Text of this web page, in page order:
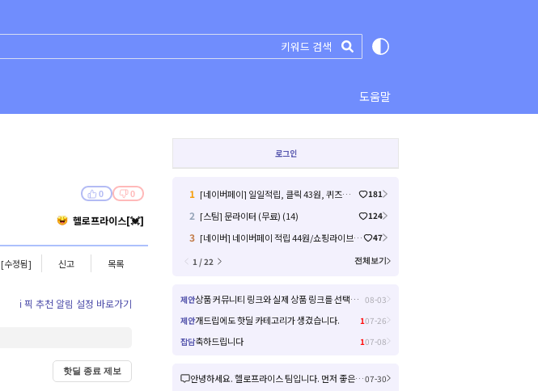
도움말
0 0
헬로프라이스[💓]
[수정됨] 신고 목록
ℹ️ 픽 추천 알림 설정 바로가기
핫딜 종료 제보
로그인
1 [네이버페이] 일일적립, 클릭 43원, 퀴즈미션, 라이브예고 17원 (26) 181
2 [스팀] 문라이터 (무료) (14) 124
3 [네이버] 네이버페이 적립 44원/쇼핑라이브/12원 종합 차트 (26.8.6) (원 10 원 / 배송비 0)
47
1 / 22
전체보기
제안 상품 커뮤니티 링크와 실제 상품 링크를 선택해서 들어갈 수 있으면 좋을거 같아요! 08-03
제안개드립에도 핫딜 카테고리가 생겼습니다. 107-26
잡담축하드립니다 107-08
안녕하세요. 헬로프라이스 팀입니다. 먼저 좋은 제안을 주셔서 감사합니다! 신규 커뮤니티 연동은 작업이 크게 예상되어 검토 후 진행여부, 진행 시 추가 일정을 공유드리겠습니다! 감사합니다.07-30